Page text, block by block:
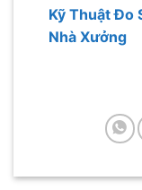
Kỹ Thuật Đo
Nhà Xưởng